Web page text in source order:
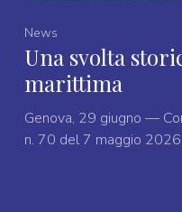
News
Una svolta
marittima
Genova, 29 giugno —
n. 70 del 7 maggio